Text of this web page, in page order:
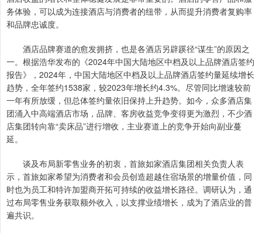
务体验，可以成为连接酒店与消费者的纽带，从而提升消费者复购率
和品牌忠诚度。
酒店品牌赛道的愈发拥挤，也是各酒店另辟蹊径“谋生”的原因之
一。根据浩华发布的《2024年中国大陆地区中档及以上品牌酒店签约
报告》，2024年，中国大陆地区中档及以上品牌酒店签约量延续增长
趋势，全年签约1538家，较2023年增长约4.3%。尽管同比增速较前
一年有所放缓，但总体签约量依旧保持上升趋势。如今，众多酒店集
团涌入中高端酒店市场，品牌、客房收益竞争变得更为激烈，不少酒
店集团转向靠“卖床品”进行增收，主业赛道上的竞争开始向副业蔓
延。
谈及布局新零售业务的初衷，首旅如家酒店集团相关负责人表
示，首旅如家希望为消费者和会员创造超越住宿场景的增量价值，同
时也为员工和特许加盟商开拓可持续的收益增长路径。调研认为，通
过布局零售业务获取额外收入，以支撑业绩增长，成为了酒店业的普
遍共识。